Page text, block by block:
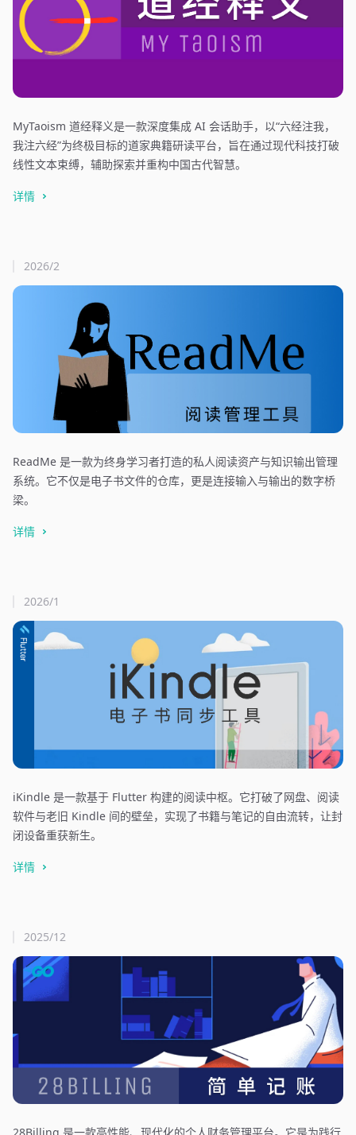
MyTaoism 道经释义是一款深度集成 AI 会话助手，以“六经注我，
我注六经”为终极目标的道家典籍研读平台，旨在通过现代科技打破
线性文本束缚，辅助探索并重构中国古代智慧。
详情
2026/2
ReadMe 是一款为终身学习者打造的私人阅读资产与知识输出管理
系统。它不仅是电子书文件的仓库，更是连接输入与输出的数字桥
梁。
详情
2026/1
iKindle 是一款基于 Flutter 构建的阅读中枢。它打破了网盘、阅读
软件与老旧 Kindle 间的壁垒，实现了书籍与笔记的自由流转，让封
闭设备重获新生。
详情
2025/12
28Billing 是一款高性能、现代化的个人财务管理平台。它是为践行